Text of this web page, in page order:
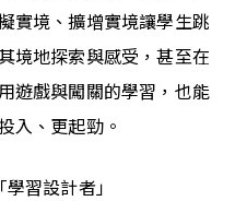
實境、擴增實境讓學生跳
境地探索與感受，甚至在
遊戲與闖關的學習，也能
入、更起勁。
習設計者」